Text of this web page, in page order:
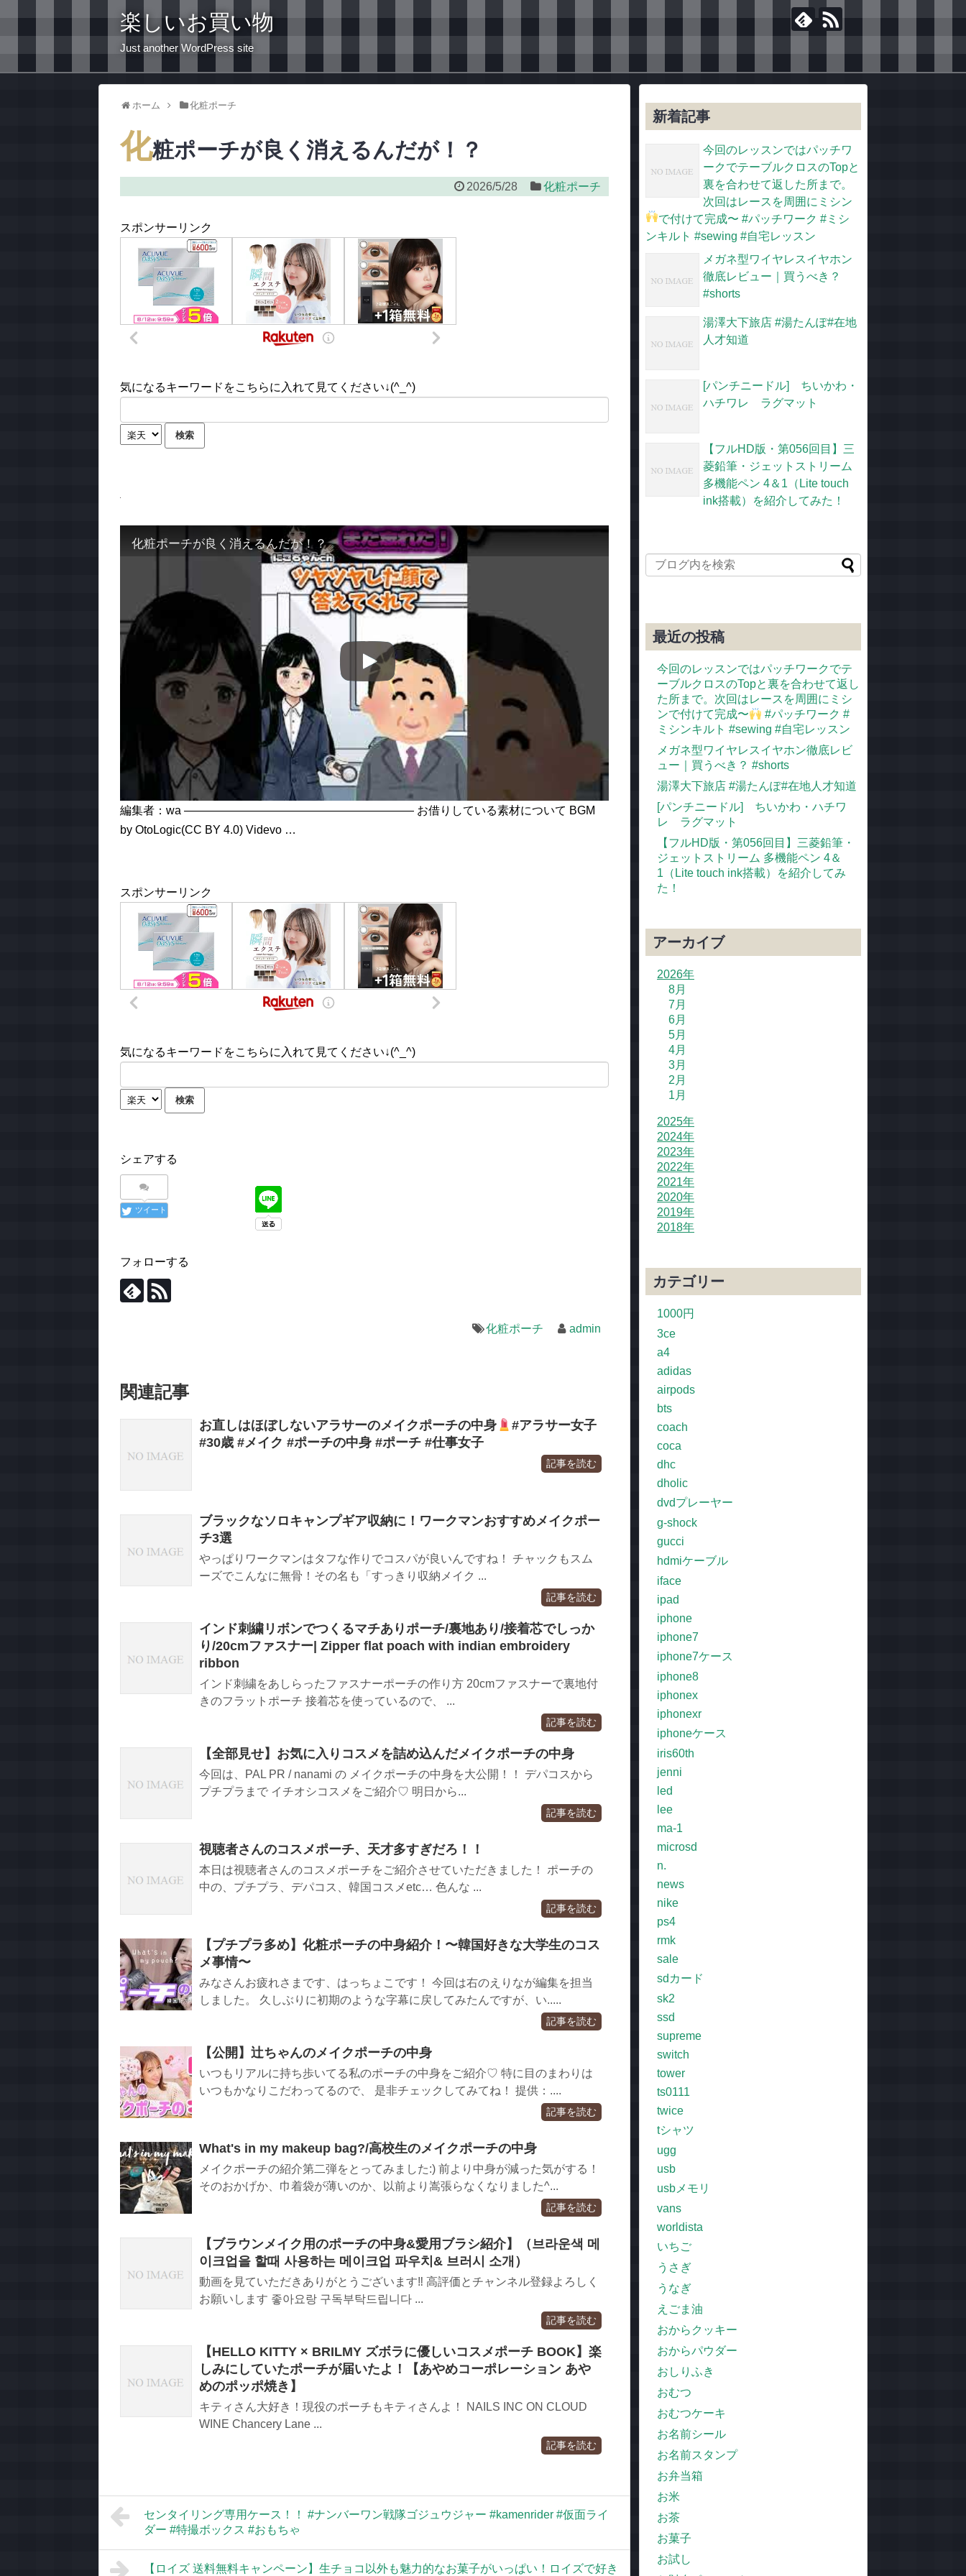
楽しいお買い物
Just another WordPress site
ホーム 化粧ポーチ
化粧ポーチが良く消えるんだが！？
2026/5/28 化粧ポーチ
スポンサーリンク
気になるキーワードをこちらに入れて見てください↓(^_^)
化粧ポーチが良く消えるんだが！？
編集者：wa ———————————————————— お借りしている素材について BGM
by OtoLogic(CC BY 4.0) Videvo …
スポンサーリンク
気になるキーワードをこちらに入れて見てください↓(^_^)
シェアする
ツイート
フォローする
化粧ポーチ admin
関連記事
お直しはほぼしないアラサーのメイクポーチの中身
#アラサー女子
#30歳 #メイク #ポーチの中身 #ポーチ #仕事女子
記事を読む
ブラックなソロキャンプギア収納に！ワークマンおすすめメイクポー
チ3選
やっぱりワークマンはタフな作りでコスパが良いんですね！ チャックもスム
ーズでこんなに無骨！その名も「すっきり収納メイク ...
記事を読む
インド刺繍リボンでつくるマチありポーチ/裏地あり/接着芯でしっか
り/20cmファスナー| Zipper flat poach with indian embroidery
ribbon
インド刺繍をあしらったファスナーポーチの作り方 20cmファスナーで裏地付
きのフラットポーチ 接着芯を使っているので、 ...
記事を読む
【全部見せ】お気に入りコスメを詰め込んだメイクポーチの中身
今回は、PAL PR / nanami の メイクポーチの中身を大公開！！ デパコスから
プチプラまで イチオシコスメをご紹介♡ 明日から...
記事を読む
視聴者さんのコスメポーチ、天才多すぎだろ！！
本日は視聴者さんのコスメポーチをご紹介させていただきました！ ポーチの
中の、プチプラ、デパコス、韓国コスメetc… 色んな ...
記事を読む
【プチプラ多め】化粧ポーチの中身紹介！〜韓国好きな大学生のコス
メ事情〜
みなさんお疲れさまです、はっちょこです！ 今回は右のえりなが編集を担当
しました。 久しぶりに初期のような字幕に戻してみたんですが、い.....
記事を読む
【公開】辻ちゃんのメイクポーチの中身
いつもリアルに持ち歩いてる私のポーチの中身をご紹介♡ 特に目のまわりは
いつもかなりこだわってるので、 是非チェックしてみてね！ 提供：....
記事を読む
What's in my makeup bag?/高校生のメイクポーチの中身
メイクポーチの紹介第二弾をとってみました:) 前より中身が減った気がする！
そのおかげか、巾着袋が薄いのか、以前より嵩張らなくなりました^...
記事を読む
【ブラウンメイク用のポーチの中身&愛用ブラシ紹介】（브라운색 메
이크업을 할때 사용하는 메이크업 파우치& 브러시 소개）
動画を見ていただきありがとうございます‼︎ 高評価とチャンネル登録よろしく
お願いします 좋아요랑 구독부탁드립니다 ...
記事を読む
【HELLO KITTY × BRILMY ズボラに優しいコスメポーチ BOOK】楽
しみにしていたポーチが届いたよ！【あやめコーポレーション あや
めのポッポ焼き】
キティさん大好き！現役のポーチもキティさんよ！ NAILS INC ON CLOUD
WINE Chancery Lane ...
記事を読む
センタイリング専用ケース！！ #ナンバーワン戦隊ゴジュウジャー #kamenrider #仮面ライ
ダー #特撮ボックス #おもちゃ
【ロイズ 送料無料キャンペーン】生チョコ以外も魅力的なお菓子がいっぱい！ロイズで好き
新着記事
今回のレッスンではパッチワ
ークでテーブルクロスのTopと
裏を合わせて返した所まで。
次回はレースを周囲にミシン
で付けて完成〜 #パッチワーク #ミシ
ンキルト #sewing #自宅レッスン
メガネ型ワイヤレスイヤホン
徹底レビュー｜買うべき？
#shorts
湯澤大下旅店 #湯たんぽ#在地
人才知道
[パンチニードル] ちいかわ・
ハチワレ ラグマット
【フルHD版・第056回目】三
菱鉛筆・ジェットストリーム
多機能ペン 4＆1（Lite touch
ink搭載）を紹介してみた！
最近の投稿
今回のレッスンではパッチワークでテ
ーブルクロスのTopと裏を合わせて返し
た所まで。次回はレースを周囲にミシ
ンで付けて完成〜
#パッチワーク #
ミシンキルト #sewing #自宅レッスン
メガネ型ワイヤレスイヤホン徹底レビ
ュー｜買うべき？ #shorts
湯澤大下旅店 #湯たんぽ#在地人才知道
[パンチニードル] ちいかわ・ハチワ
レ ラグマット
【フルHD版・第056回目】三菱鉛筆・
ジェットストリーム 多機能ペン 4＆
1（Lite touch ink搭載）を紹介してみ
た！
アーカイブ
2026年
8月
7月
6月
5月
4月
3月
2月
1月
2025年
2024年
2023年
2022年
2021年
2020年
2019年
2018年
カテゴリー
1000円
3ce
a4
adidas
airpods
bts
coach
coca
dhc
dholic
dvdプレーヤー
g-shock
gucci
hdmiケーブル
iface
ipad
iphone
iphone7
iphone7ケース
iphone8
iphonex
iphonexr
iphoneケース
iris60th
jenni
led
lee
ma-1
microsd
n.
news
nike
ps4
rmk
sale
sdカード
sk2
ssd
supreme
switch
tower
ts0111
twice
tシャツ
ugg
usb
usbメモリ
vans
worldista
いちご
うさぎ
うなぎ
えごま油
おからクッキー
おからパウダー
おしりふき
おむつ
おむつケーキ
お名前シール
お名前スタンプ
お弁当箱
お米
お茶
お菓子
お試し